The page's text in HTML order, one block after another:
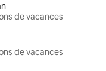
de vacances
de vacances